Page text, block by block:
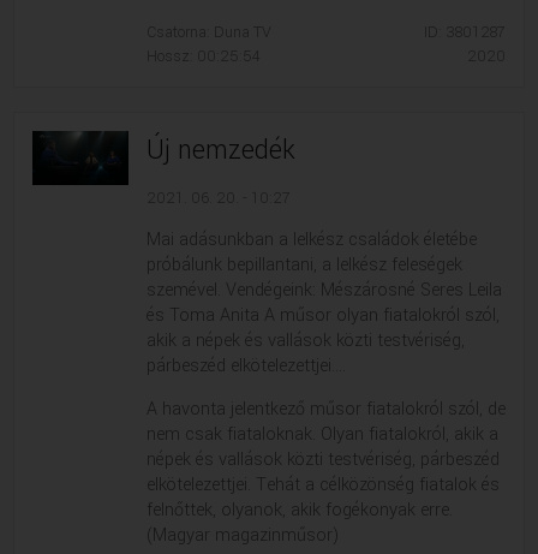
Csatorna: Duna TV
Hossz: 00:25:54
ID: 3801287
Új nemzedék
2021. 06. 20. - 10:27
Mai adásunkban a lelkész családok életébe
próbálunk bepillantani, a lelkész feleségek
szemével. Vendégeink: Mészárosné Seres Leila
és Toma Anita A műsor olyan fiatalokról szól,
akik a népek és vallások közti testvériség,
párbeszéd elkötelezettjei....
A havonta jelentkező műsor fiatalokról szól, de
nem csak fiataloknak. Olyan fiatalokról, akik a
népek és vallások közti testvériség, párbeszéd
elkötelezettjei. Tehát a célközönség fiatalok és
felnőttek, olyanok, akik fogékonyak erre.
(Magyar magazinműsor)